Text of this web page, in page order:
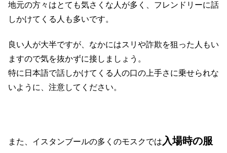
地元の方々はとても気さくな人が多く、フレンドリーに話
しかけてくる人も多いです。
良い人が大半ですが、なかにはスリや詐欺を狙った人もい
ますので気を抜かずに接しましょう。
特に日本語で話しかけてくる人の口の上手さに乗せられな
いように、注意してください。
また、イスタンブールの多くのモスクでは 入場時の服